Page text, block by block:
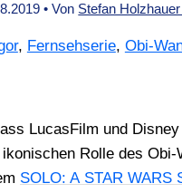
• Von Stefan
, Fernsehserie, Obi-
Lucas­Film und
Rol­le des Obi-
SOLO: A STAR WARS